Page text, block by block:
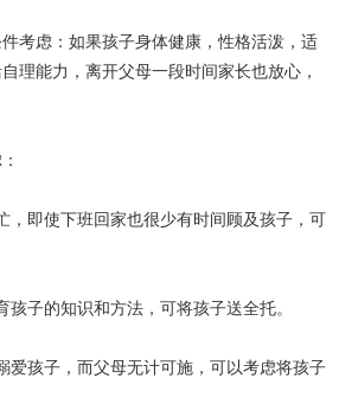
虑：如果孩子身体健康，性格活泼，适
理能力，离开父母一段时间家长也放心，
即使下班回家也很少有时间顾及孩子，可
子的知识和方法，可将孩子送全托。
孩子，而父母无计可施，可以考虑将孩子